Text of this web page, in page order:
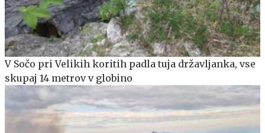
V Sočo pri Velikih koritih padla tuja državljanka, vse
skupaj 14 metrov v globino